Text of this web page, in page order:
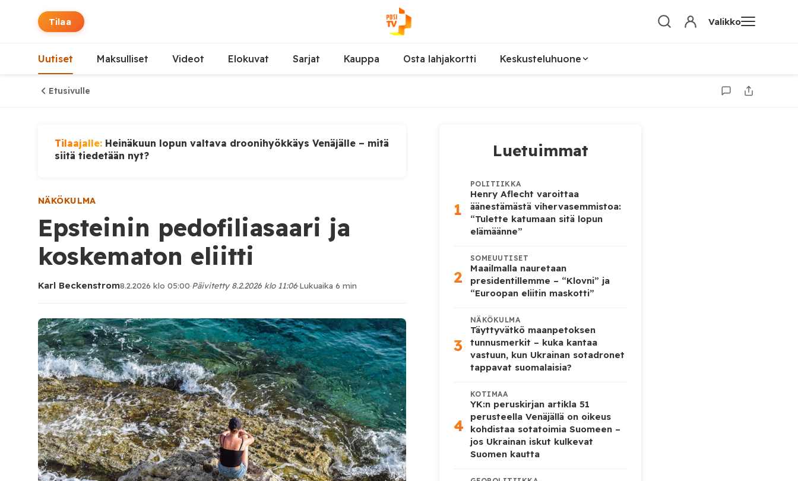
Tilaa Valikko
Uutiset Maksulliset Videot Elokuvat Sarjat Kauppa Osta lahjakortti Keskusteluhuone
Etusivulle
Tilaajalle: Heinäkuun lopun valtava droonihyökkäys Venäjälle – mitä
siitä tiedetään nyt?
NÄKÖKULMA
Epsteinin pedofiliasaari ja
koskematon eliitti
Karl Beckenstrom8.2.2026 klo 05:00·Päivitetty 8.2.2026 klo 11:06·Lukuaika 6 min
Luetuimmat
1
POLITIIKKA
Henry Aflecht varoittaa
äänestämästä vihervasemmistoa:
“Tulette katumaan sitä lopun
elämäänne”
2
SOMEUUTISET
Maailmalla nauretaan
presidentillemme – “Klovni” ja
“Euroopan eliitin maskotti”
3
NÄKÖKULMA
Täyttyvätkö maanpetoksen
tunnusmerkit – kuka kantaa
vastuun, kun Ukrainan sotadronet
tappavat suomalaisia?
4
KOTIMAA
YK:n peruskirjan artikla 51
perusteella Venäjällä on oikeus
kohdistaa sotatoimia Suomeen –
jos Ukrainan iskut kulkevat
Suomen kautta